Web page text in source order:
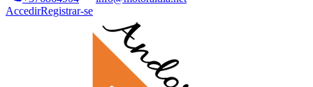
AccedirRegistrar-se